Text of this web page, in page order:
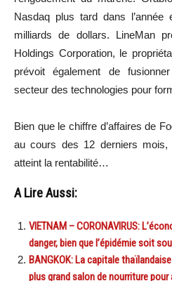
Nasdaq plus tard dans
milliards de dollars. LineMan
Holdings Corporation, le
prévoit également de
secteur des technologies pour
Bien que le chiffre d’affaires de
au cours des 12 derniers mois,
atteint la rentabilité…
A Lire Aussi:
VIETNAM – CORONAVIRUS:
danger, bien que l’épidémie soit
BANGKOK: La capitale
plus grand salon de nourriture pour